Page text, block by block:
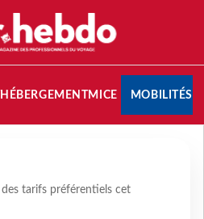
HÉBERGEMENTMICE MOBILITÉS
des tarifs préférentiels cet